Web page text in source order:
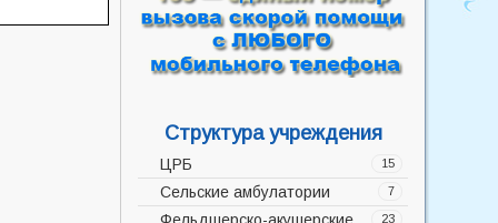
Структура учреждения
15
ЦРБ
Администрация
7
Сельские амбулатории
23